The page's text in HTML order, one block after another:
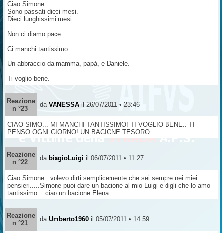
Ciao Simone.
Sono passati dieci mesi.
Dieci lunghissimi mesi.
Non ci diamo pace.
Ci manchi tantissimo.
Un abbraccio da mamma, papà, e Daniele.
Ti voglio bene.
Reazione
n °23
da VANESSA il 26/07/2011 • 23:46
CIAO SIMO... MI MANCHI TANTISSIMO! TI VOGLIO BENE.. TI
PENSO OGNI GIORNO! UN BACIONE TESORO..
Reazione
n °22
da biagioLuigi il 06/07/2011 • 11:27
Ciao Simone...volevo dirti semplicemente che sei sempre nei miei
pensieri.....Simone puoi dare un bacione al mio Luigi e digli che lo amo
tantissimo....ciao un bacione Elena.
Reazione
n °21
da Umberto1960 il 05/07/2011 • 14:59